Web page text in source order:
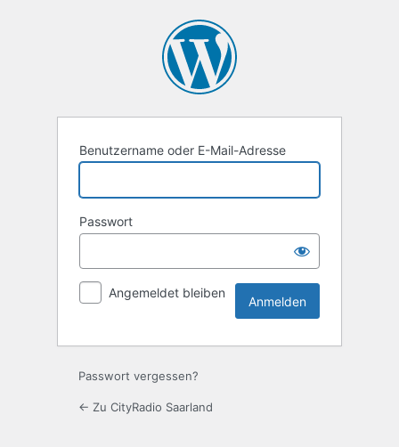
Benutzername oder E-Mail-Adresse
Passwort
Angemeldet bleiben
Passwort vergessen?
← Zu CityRadio Saarland